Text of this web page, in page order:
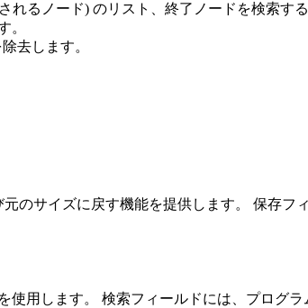
るノード) のリスト、終了ノードを検索す
。
去します。
のサイズに戻す機能を提供します。 保存
用します。 検索フィールドには、プログ